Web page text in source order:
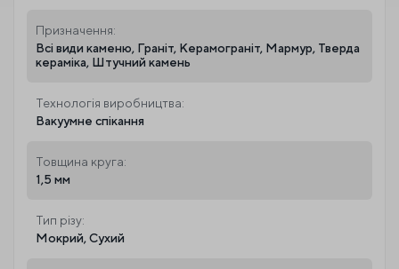
Призначення:
Всі види каменю, Граніт, Керамограніт, Мармур, Тверда
кераміка, Штучний камень
Технологія виробництва:
Вакуумне спікання
Товщина круга:
1,5 мм
Тип різу:
Мокрий, Сухий